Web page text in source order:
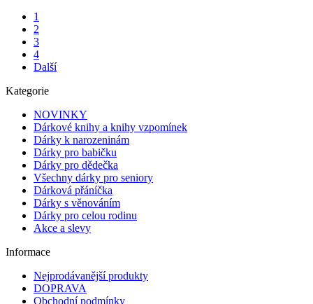
1
2
3
4
Další
Kategorie
NOVINKY
Dárkové knihy a knihy vzpomínek
Dárky k narozeninám
Dárky pro babičku
Dárky pro dědečka
Všechny dárky pro seniory
Dárková přáníčka
Dárky s věnováním
Dárky pro celou rodinu
Akce a slevy
Informace
Nejprodávanější produkty
DOPRAVA
Obchodní podmínky